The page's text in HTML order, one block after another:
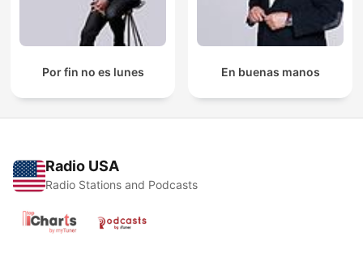
Por fin no es lunes En buenas manos
Radio USA
Radio Stations and Podcasts